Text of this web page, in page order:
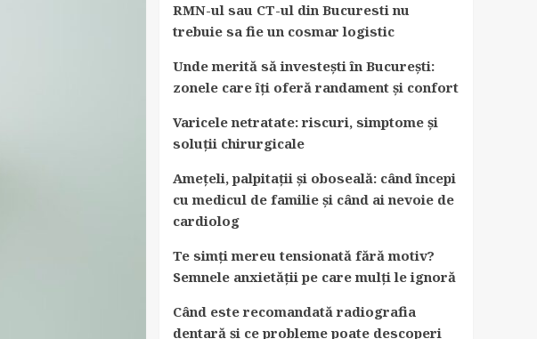
RMN-ul sau CT-ul din Bucuresti nu
trebuie sa fie un cosmar logistic
Unde merită să investești în București:
zonele care îți oferă randament și confort
Varicele netratate: riscuri, simptome și
soluții chirurgicale
Amețeli, palpitații și oboseală: când începi
cu medicul de familie și când ai nevoie de
cardiolog
Te simți mereu tensionată fără motiv?
Semnele anxietății pe care mulți le ignoră
Când este recomandată radiografia
dentară și ce probleme poate descoperi